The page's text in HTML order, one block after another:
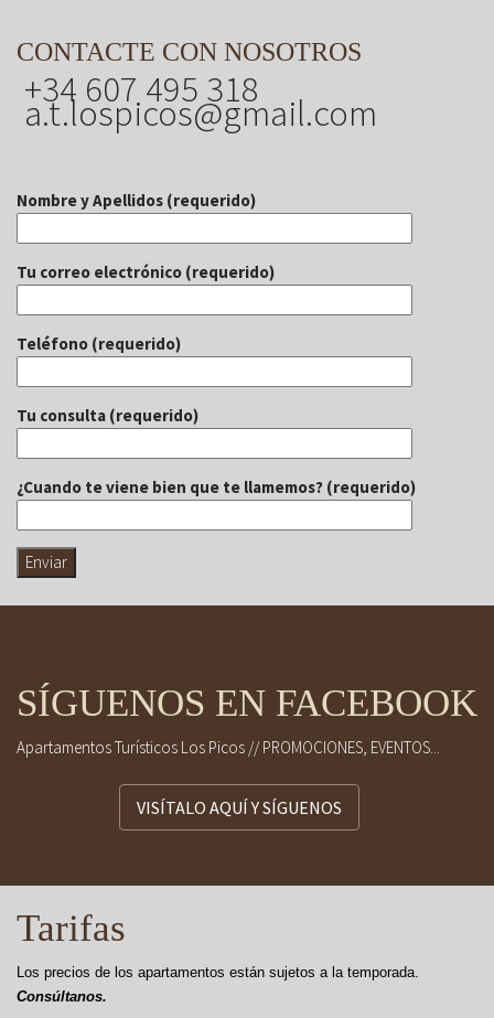
CONTACTE CON NOSOTROS
+34 607 495 318
a.t.lospicos@gmail.com
Nombre y Apellidos (requerido)
Tu correo electrónico (requerido)
Teléfono (requerido)
Tu consulta (requerido)
¿Cuando te viene bien que te llamemos? (requerido)
SÍGUENOS EN FACEBOOK
Apartamentos Turísticos Los Picos // PROMOCIONES, EVENTOS...
VISÍTALO AQUÍ Y SÍGUENOS
Tarifas
Los precios de los apartamentos están sujetos a la temporada.
Consúltanos.